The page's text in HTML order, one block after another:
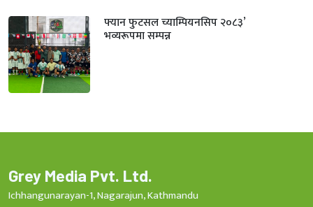
फ्यान फुटसल च्याम्पियनसिप २०८३’
भव्यरूपमा सम्पन्न
Grey Media Pvt. Ltd.
Ichhangunarayan-1, Nagarajun, Kathmandu